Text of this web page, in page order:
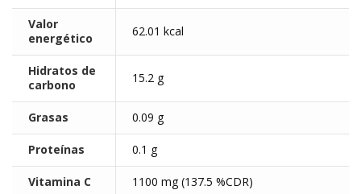
Valor
energético
62.01 kcal
Hidratos de
carbono
15.2 g
Grasas 0.09 g
Proteínas 0.1 g
Vitamina C 1100 mg (137.5 %CDR)